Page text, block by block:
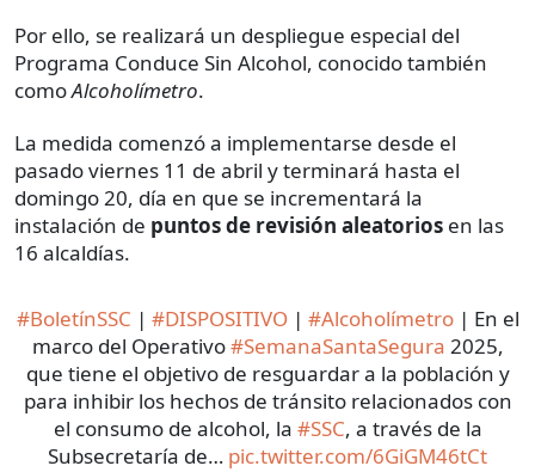
Por ello, se realizará un despliegue especial del
Programa Conduce Sin Alcohol, conocido también
comoAlcoholímetro.
La medida comenzó a implementarse desde el
pasado viernes 11 de abril y terminará hasta el
domingo 20, día en que se incrementará la
instalación de puntos de revisión aleatorios en las
16 alcaldías.
#BoletínSSC | #DISPOSITIVO| #Alcoholímetro| En el
marco del Operativo#SemanaSantaSegura 2025,
que tiene el objetivo de resguardar a la población y
para inhibir los hechos de tránsito relacionados con
el consumo de alcohol, la #SSC, a través de la
Subsecretaría de… pic.twitter.com/6GiGM46tCt